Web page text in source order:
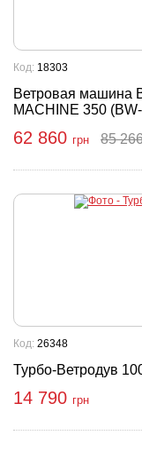
Ветровая машина
MACHINE 350
Код: 18303
62 860 грн 85
Турбо-Ветродув
Код: 26348
14 790 грн